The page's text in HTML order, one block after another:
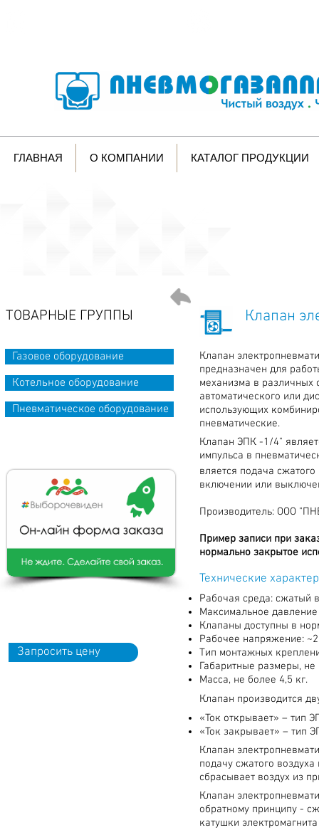
ГЛАВНАЯ О КОМПАНИИ КАТАЛОГ ПРОДУКЦИИ
ТОВАРНЫЕ ГРУППЫ
Газовое оборудование
Котельное оборудование
Пневматическое оборудование
Запросить цену
Клапан
Клапан
предназначен для
механизма в различных
автоматического или
использующих
пневматические.
Клапан ЭПК -1/4"
импульса в
вляется подача
включении или
Производитель: ООО
Пример записи при
нормально закрытое
Технические
Рабочая среда: сжатый
Максимальное
Клапаны доступны в
Рабочее напряжение:
Тип монтажных
Габаритные размеры,
Масса, не более 4,5 кг.
Клапан производится
«Ток открывает» – тип
«Ток закрывает» – тип
Клапан
подачу сжатого воздуха
сбрасывает воздух из
Клапан
обратному принципу -
катушки